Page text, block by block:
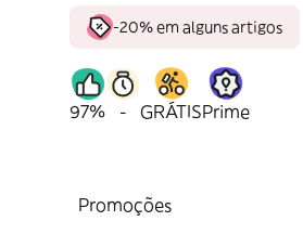
-20% em alguns artigos
97% - GRÁTISPrime
Promoções